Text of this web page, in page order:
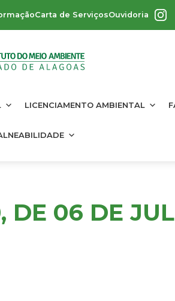
Carta de ServiçosOuvidoria
LICENCIAMENTO AMBIENTAL
DE 06 DE